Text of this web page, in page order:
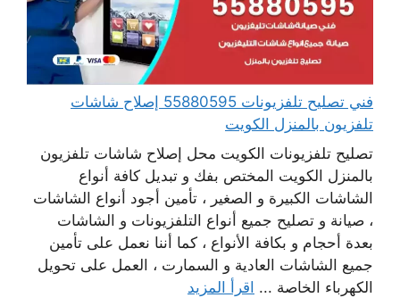
فني تصليح تلفزيونات 55880595 إصلاح شاشات
تلفزيون بالمنزل الكويت
تصليح تلفزيونات الكويت محل إصلاح شاشات تلفزيون
بالمنزل الكويت المختص بفك و تبديل كافة أنواع
الشاشات الكبيرة و الصغير ، تأمين أجود أنواع الشاشات
، صيانة و تصليح جميع أنواع التلفزيونات و الشاشات
بعدة أحجام و بكافة الأنواع ، كما أننا نعمل على تأمين
جميع الشاشات العادية و السمارت ، العمل على تحويل
الكهرباء الخاصة ... اقرأ المزيد